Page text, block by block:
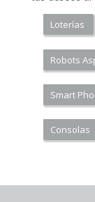
Loterías
Robots
Smart
Consolas